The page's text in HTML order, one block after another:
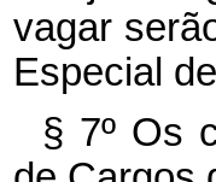
vagar
Especial
§ 7º Os